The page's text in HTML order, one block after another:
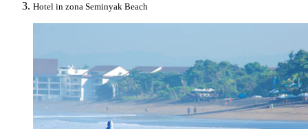
Hotel in zona Seminyak Beach